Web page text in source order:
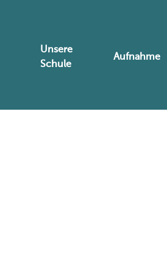
Unsere
Schule
Aufnahme